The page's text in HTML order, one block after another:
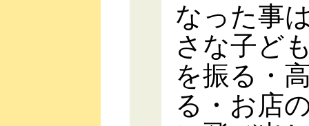
なった事
さな子ど
を振る・
る・お店